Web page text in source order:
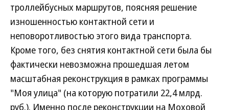
троллейбусных маршрутов, поясняя решение
изношенностью контактной сети и
неповоротливостью этого вида транспорта.
Кроме того, без снятия контактной сети была бы
фактически невозможна прошедшая летом
масштабная реконструкция в рамках программы
"Моя улица" (на которую потратили 22,4 млрд.
руб.). Именно после реконструкции на Моховой